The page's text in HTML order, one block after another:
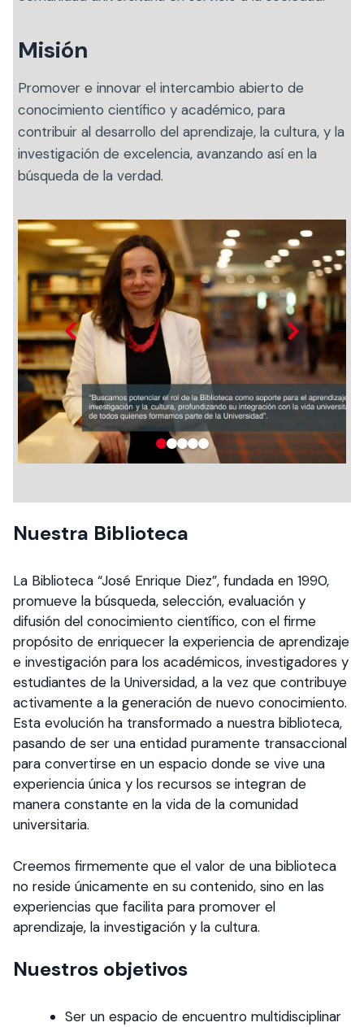
Especialidades y
Te puede
interesar:
International
students
Facultades
Extensión Cultural
Te puede interesar: Filantropía y Donaciones
Servicios y apoyos
Te puede
interesar:
Explora el campus
Uandes
Noticias
estudiantiles
Misión
Promover e innovar el intercambio abierto de
conocimiento científico y académico, para
contribuir al desarrollo del aprendizaje, la cultura, y la
investigación de excelencia, avanzando así en la
búsqueda de la verdad.
Nuestra Biblioteca
La Biblioteca “José Enrique Diez”, fundada en 1990,
promueve la búsqueda, selección, evaluación y
difusión del conocimiento científico, con el firme
propósito de enriquecer la experiencia de aprendizaje
e investigación para los académicos, investigadores y
estudiantes de la Universidad, a la vez que contribuye
activamente a la generación de nuevo conocimiento.
Esta evolución ha transformado a nuestra biblioteca,
pasando de ser una entidad puramente transaccional
para convertirse en un espacio donde se vive una
experiencia única y los recursos se integran de
manera constante en la vida de la comunidad
universitaria.
Creemos firmemente que el valor de una biblioteca
no reside únicamente en su contenido, sino en las
experiencias que facilita para promover el
aprendizaje, la investigación y la cultura.
Nuestros objetivos
Ser un espacio de encuentro multidisciplinar